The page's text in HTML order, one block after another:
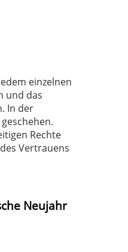
einzelnen
und das
In der
Rechte
Vertrauens
Neujahr